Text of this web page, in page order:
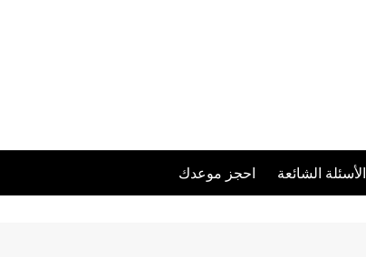
الأسئلة الشائعة احجز موعدك